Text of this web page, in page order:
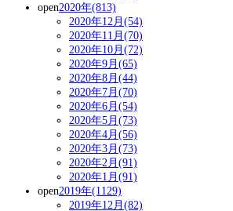
open2020年(813)
2020年12月(54)
2020年11月(70)
2020年10月(72)
2020年9月(65)
2020年8月(44)
2020年7月(70)
2020年6月(54)
2020年5月(73)
2020年4月(56)
2020年3月(73)
2020年2月(91)
2020年1月(91)
open2019年(1129)
2019年12月(82)